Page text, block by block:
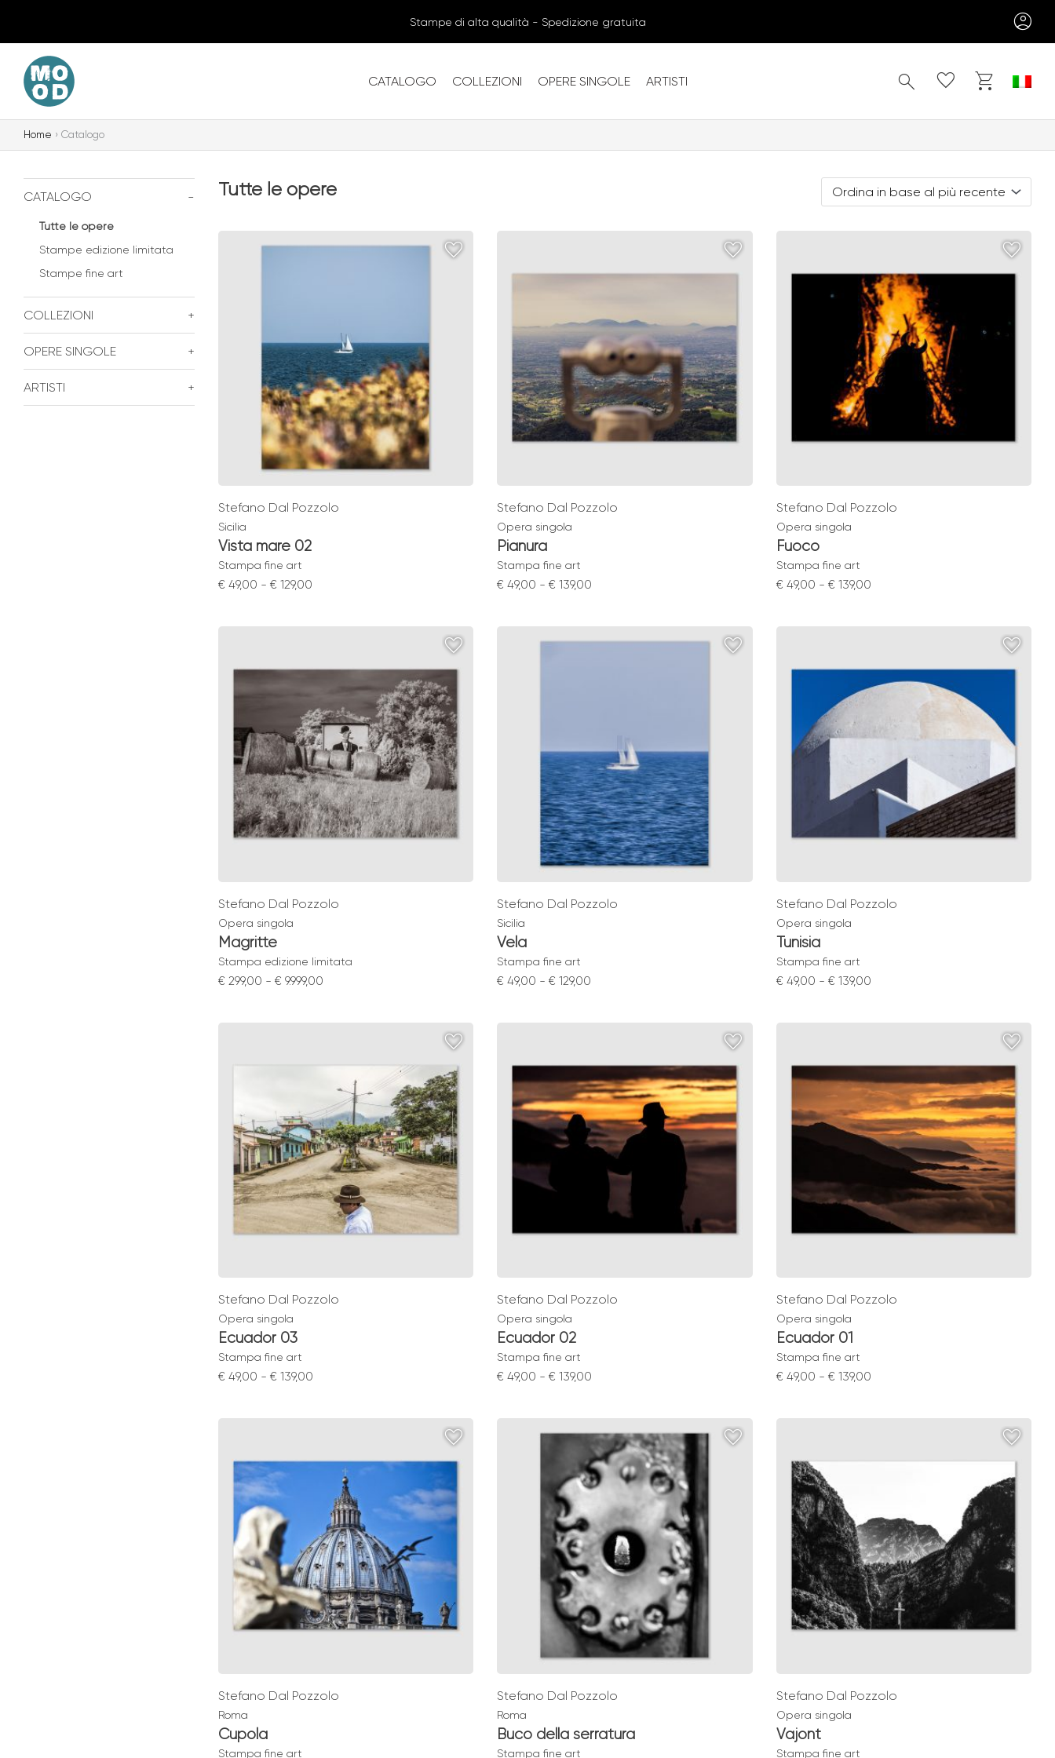
contenuto
Stampe di alta qualità - Spedizione gratuita
CATALOGO COLLEZIONI OPERE SINGOLE ARTISTI Cerca
Home Catalogo
CATALOGO -
Tutte le opere
Stampe edizione limitata
Stampe fine art
COLLEZIONI +
OPERE SINGOLE +
ARTISTI +
Tutte le opere Ordina in base al più recente
Stefano Dal Pozzolo
Sicilia
Vista mare 02
Stampa fine art
€ 49,00 - € 129,00Fascia
prezzo:
Stefano Dal Pozzolo
Opera singola
Pianura
Stampa fine art
€ 49,00 - € 139,00
prezzo:
da
Stefano Dal Pozzolo
Opera singola
Fuoco
Stampa fine art
€ 49,00 - € 139,00Fascia
prezzo:
Stefano Dal Pozzolo
Opera singola
Magritte
Stampa edizione limitata
€ 299,00 - € 9.999,00Fascia
prezzo:
Stefano Dal Pozzolo
Sicilia
Vela
Stampa fine art
€ 49,00 - € 129,00
prezzo:
Stefano Dal Pozzolo
Opera singola
Tunisia
Stampa fine art
€ 49,00 - € 139,00Fascia
prezzo:
Stefano Dal Pozzolo
Opera singola
Ecuador 03
Stampa fine art
€ 49,00 - € 139,00Fascia
prezzo:
Stefano Dal Pozzolo
Opera singola
Ecuador 02
Stampa fine art
€ 49,00 - € 139,00
prezzo:
da
€ 49,00
Stefano Dal Pozzolo
Opera singola
Ecuador 01
Stampa fine art
€ 49,00 - € 139,00Fascia
prezzo:
Stefano Dal Pozzolo
Roma
Cupola
Stampa fine art
Stefano Dal Pozzolo
Roma
Buco della serratura
Stampa fine art
Stefano Dal Pozzolo
Opera singola
Vajont
Stampa fine art